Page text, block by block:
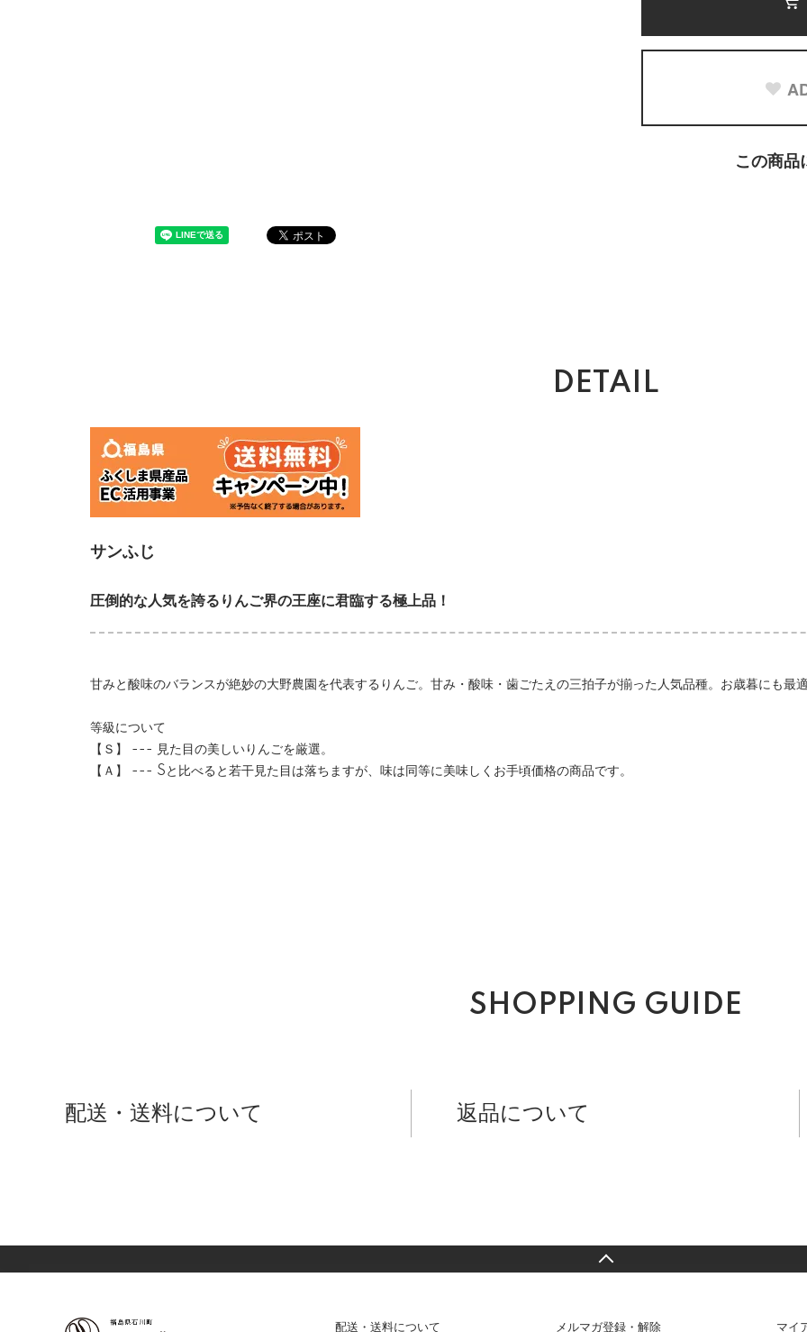
この商品
DETAIL
サンふじ
圧倒的な人気を誇るりんご界の王座に君臨する極上品！
甘みと酸味のバランスが絶妙の大野農園を代表するりんご。甘み・酸味・歯ごたえの三拍子が揃った人気品種。お歳暮にも最
等級について
【Ｓ】 --- 見た目の美しいりんごを厳選。
【Ａ】 --- Sと比べると若干見た目は落ちますが、味は同等に美味しくお手頃価格の商品です。
SHOPPING GUIDE
配送・送料について 返品について
配送・送料について メルマガ登録・解除 マイ